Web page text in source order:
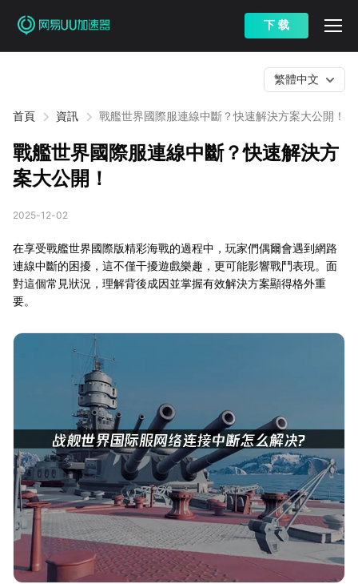
下 载
首頁 資訊 戰艦世界國際服連線中斷？快速解決方案大公開！
繁體中文
戰艦世界國際服連線中斷？快速解決方
案大公開！
2025-12-02
在享受戰艦世界國際版精彩海戰的過程中，玩家們偶爾會遇到網路
連線中斷的困擾，這不僅干擾遊戲樂趣，更可能影響戰鬥表現。面
對這個常見狀況，理解背後成因並掌握有效解決方案顯得格外重
要。